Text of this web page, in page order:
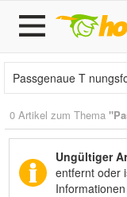
0 Artikel zum Thema
Ungültiger
entfernt oder